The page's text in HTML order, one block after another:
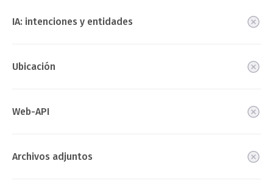
IA: intenciones y entidades
Ubicación
Web-API
Archivos adjuntos